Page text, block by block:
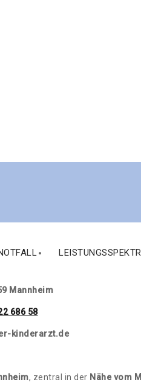
Mannheim
686 58
kinderarzt.de
, zentral in der Nähe vom